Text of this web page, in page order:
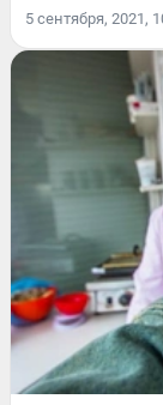
5 сентября, 2021,